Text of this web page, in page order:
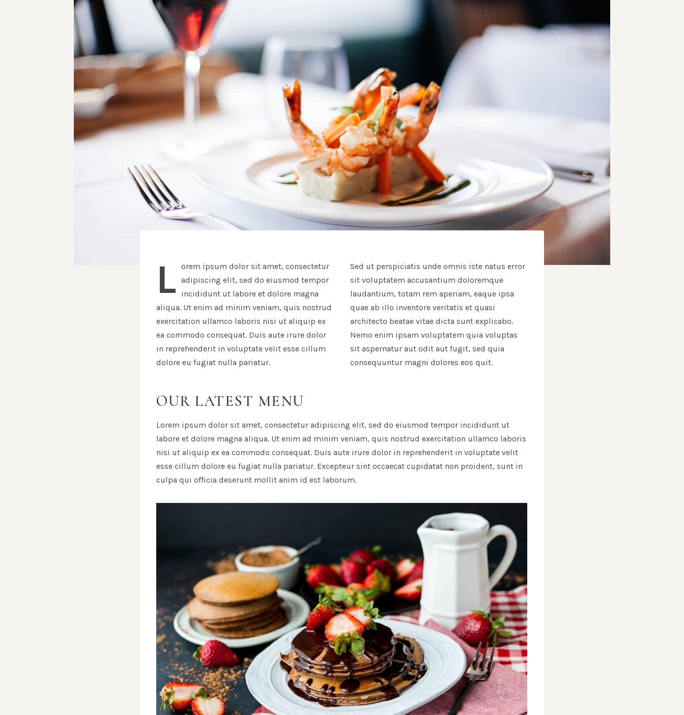
L orem ipsum dolor sit amet, consectetur
adipiscing elit, sed do eiusmod tempor
incididunt ut labore et dolore magna
aliqua. Ut enim ad minim veniam, quis nostrud
exercitation ullamco laboris nisi ut aliquip ex
ea commodo consequat. Duis aute irure dolor
in reprehenderit in voluptate velit esse cillum
dolore eu fugiat nulla pariatur.
Sed ut perspiciatis unde omnis iste natus error
sit voluptatem accusantium doloremque
laudantium, totam rem aperiam, eaque ipsa
quae ab illo inventore veritatis et quasi
architecto beatae vitae dicta sunt explicabo.
Nemo enim ipsam voluptatem quia voluptas
sit aspernatur aut odit aut fugit, sed quia
consequuntur magni dolores eos quit.
OUR LATEST MENU
Lorem ipsum dolor sit amet, consectetur adipiscing elit, sed do eiusmod tempor incididunt ut
labore et dolore magna aliqua. Ut enim ad minim veniam, quis nostrud exercitation ullamco laboris
nisi ut aliquip ex ea commodo consequat. Duis aute irure dolor in reprehenderit in voluptate velit
esse cillum dolore eu fugiat nulla pariatur. Excepteur sint occaecat cupidatat non proident, sunt in
culpa qui officia deserunt mollit anim id est laborum.